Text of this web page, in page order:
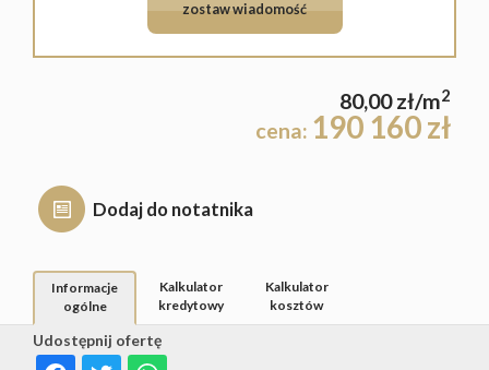
Lokale
Hale
zostaw wiadomość
80,00 zł/m2
cena: 190 160 zł
Dodaj do notatnika
Udostępnij ofertę
Informacje
ogólne
Kalkulator
kredytowy
Kalkulator
kosztów